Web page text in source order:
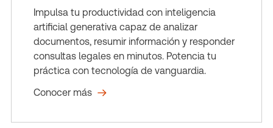
Impulsa tu productividad con inteligencia
artificial generativa capaz de analizar
documentos, resumir información y responder
consultas legales en minutos. Potencia tu
práctica con tecnología de vanguardia.
Conocer más